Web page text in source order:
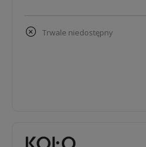
trwale niedostępny